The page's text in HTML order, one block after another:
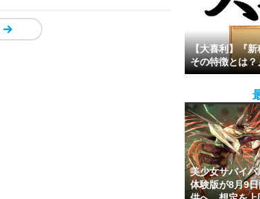
【大喜利】『
その特徴とは
美少女サバイ
体験版が8月9